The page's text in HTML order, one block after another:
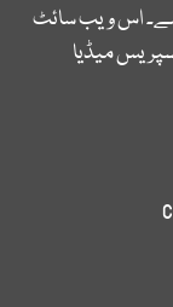
اس ویب سائٹ
میڈیا